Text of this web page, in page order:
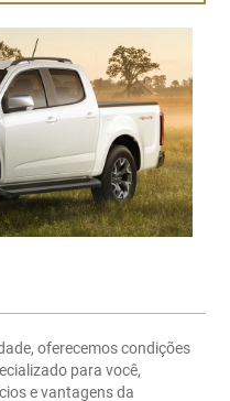
oferecemos condições
para você,
e vantagens da